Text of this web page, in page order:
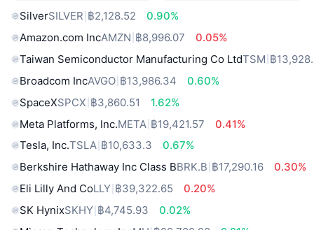
SilverSILVER ฿2,128.52
0.90%
Amazon.com IncAMZN ฿8,996.07
0.05%
Taiwan Semiconductor Manufacturing Co LtdTSM ฿
Broadcom IncAVGO ฿13,986.34
0.60%
SpaceXSPCX ฿3,860.51
1.62%
Meta Platforms, Inc.META ฿19,421.57
0.41%
Tesla, Inc.TSLA ฿10,633.3
0.67%
Berkshire Hathaway Inc Class BBRK.B ฿17,290.16
0.30%
Eli Lilly And CoLLY ฿39,322.65
0.20%
SK HynixSKHY ฿4,745.93
0.02%